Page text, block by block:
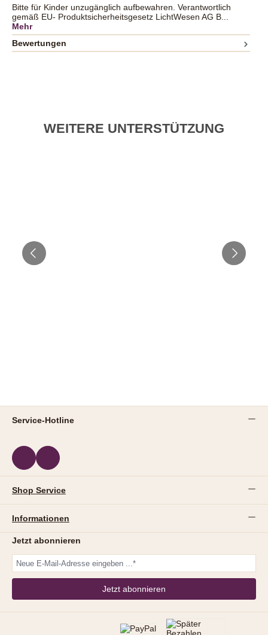
Bitte für Kinder unzugänglich aufbewahren. Verantwortlich
gemäß EU- Produktsicherheitsgesetz LichtWesen AG B...
Mehr
Bewertungen
WEITERE UNTERSTÜTZUNG
Service-Hotline
Shop Service
Informationen
Jetzt abonnieren
Jetzt abonnieren